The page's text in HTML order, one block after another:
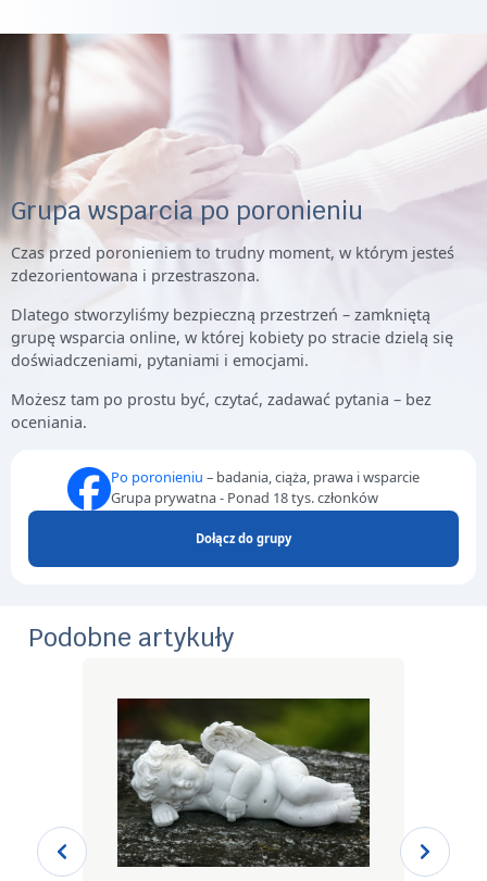
Grupa wsparcia po poronieniu
Czas przed poronieniem to trudny moment, w którym jesteś
zdezorientowana i przestraszona.
Dlatego stworzyliśmy bezpieczną przestrzeń – zamkniętą
grupę wsparcia online, w której kobiety po stracie dzielą się
doświadczeniami, pytaniami i emocjami.
Możesz tam po prostu być, czytać, zadawać pytania – bez
oceniania.
Po poronieniu – badania, ciąża, prawa i wsparcie
Grupa prywatna - Ponad 18 tys. członków
Dołącz do grupy
Podobne artykuły